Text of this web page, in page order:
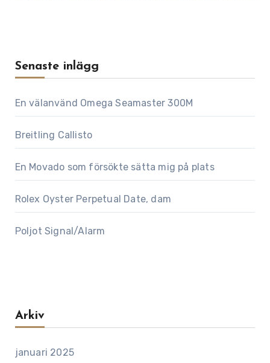
Senaste inlägg
En välanvänd Omega Seamaster 300M
Breitling Callisto
En Movado som försökte sätta mig på plats
Rolex Oyster Perpetual Date, dam
Poljot Signal/Alarm
Arkiv
januari 2025